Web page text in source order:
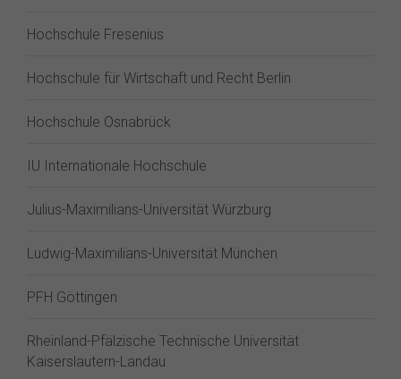
Hochschule Fresenius
Hochschule für Wirtschaft und Recht Berlin
Hochschule Osnabrück
IU Internationale Hochschule
Julius-Maximilians-Universität Würzburg
Ludwig-Maximilians-Universität München
PFH Göttingen
Rheinland-Pfälzische Technische Universität
Kaiserslautern-Landau